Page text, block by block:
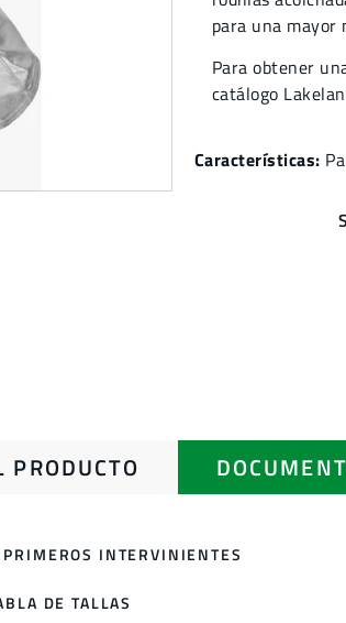
para una mayor
Para obtener
catálogo
Características:
PRODUCTO
INTERVINIENTES
DE TALLAS